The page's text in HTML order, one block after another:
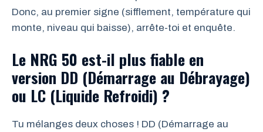
Donc, au premier signe (sifflement, température qui
monte, niveau qui baisse), arrête-toi et enquête.
Le NRG 50 est-il plus fiable en
version DD (Démarrage au Débrayage)
ou LC (Liquide Refroidi) ?
Tu mélanges deux choses ! DD (Démarrage au